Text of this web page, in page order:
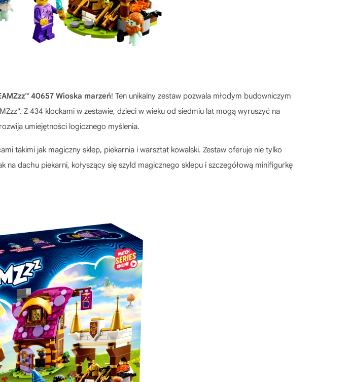
40657 Wioska marzeń! Ten unikalny zestaw pozwala młodym budowniczym
Z 434 klockami w zestawie, dzieci w wieku od siedmiu lat mogą wyruszyć na
umiejętności logicznego myślenia.
takimi jak magiczny sklep, piekarnia i warsztat kowalski. Zestaw oferuje nie tylko
dachu piekarni, kołyszący się szyld magicznego sklepu i szczegółową minifigurkę